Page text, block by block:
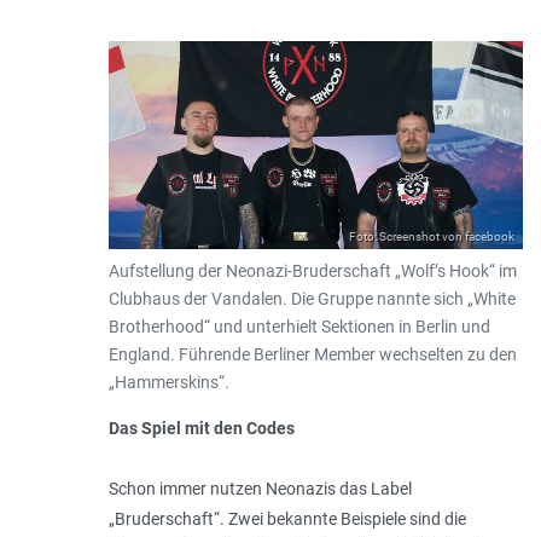
Foto: Screenshot von facebook
Aufstellung der Neonazi-Bruderschaft „Wolf’s Hook“ im
Clubhaus der Vandalen. Die Gruppe nannte sich „White
Brotherhood“ und unterhielt Sektionen in Berlin und
England. Führende Berliner Member wechselten zu den
„Hammerskins“.
Das Spiel mit den Codes
Schon immer nutzen Neonazis das Label
„Bruderschaft“. Zwei bekannte Beispiele sind die